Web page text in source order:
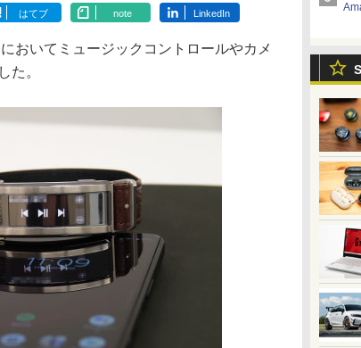
はてブ note LinkedIn
おいてミュージックコントロールやカメ
た。